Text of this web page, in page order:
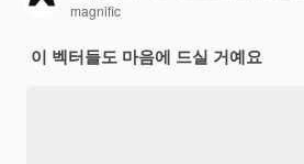
magnific
이 벡터들도 마음에 드실 거예요